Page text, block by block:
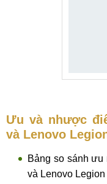
Ưu và nhược
và Lenovo
Bảng so sánh
và Lenovo